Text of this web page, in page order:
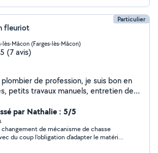
Particulier
fleuriot
lès-Mâcon (Farges-lès-Mâcon)
(7 avis)
plombier de profession, je suis bon en
petits travaux manuels, entretien des
par Nathalie : 5/5
changement de mécanisme de chasse
du coup l'obligation d'adapter le matériel